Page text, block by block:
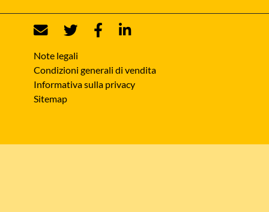
Note legali
Condizioni generali di vendita
Informativa sulla privacy
Sitemap